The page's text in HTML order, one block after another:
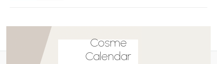
Cosme
Calendar